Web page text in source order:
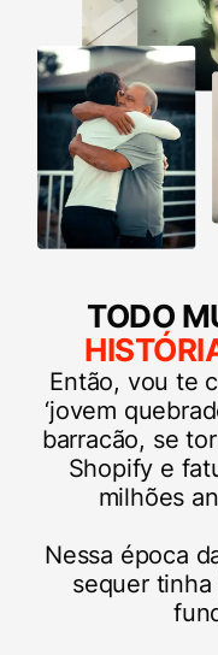
TODO
Então, vou te
‘jovem
barracão, se
Shopify e
milhões
Nessa época
sequer